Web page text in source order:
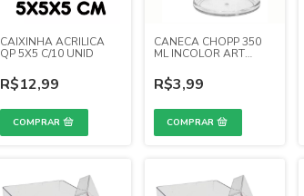
CAIXINHA ACRILICA
QP 5X5 C/10 UNID
R$12,99
CANECA CHOPP 350
ML INCOLOR ART
R$3,99